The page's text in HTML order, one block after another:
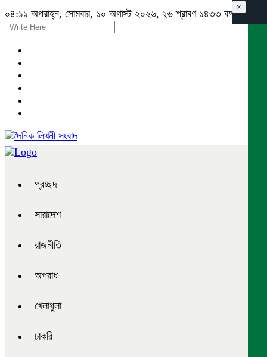
০৪:১১ অপরাহ্ন, সোমবার, ১০ অগাস্ট ২০২৬, ২৬ শ্রাবণ ১৪৩৩ বঙ্গাব্দ
প্রচ্ছদ
সারাদেশ
রাজনীতি
অপরাধ
খেলাধুলা
চাকরি
×